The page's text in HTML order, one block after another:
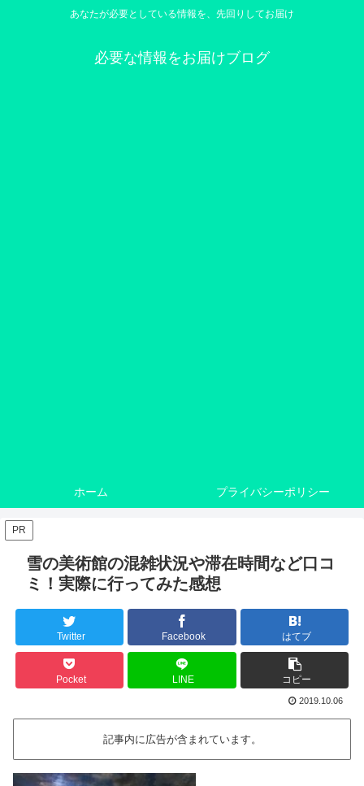
あなたが必要としている情報を、先回りしてお届け
必要な情報をお届けブログ
ホーム プライバシーポリシー
PR
雪の美術館の混雑状況や滞在時間など口コ
ミ！実際に行ってみた感想
Twitter Facebook はてブ
Pocket LINE コピー
2019.10.06
記事内に広告が含まれています。